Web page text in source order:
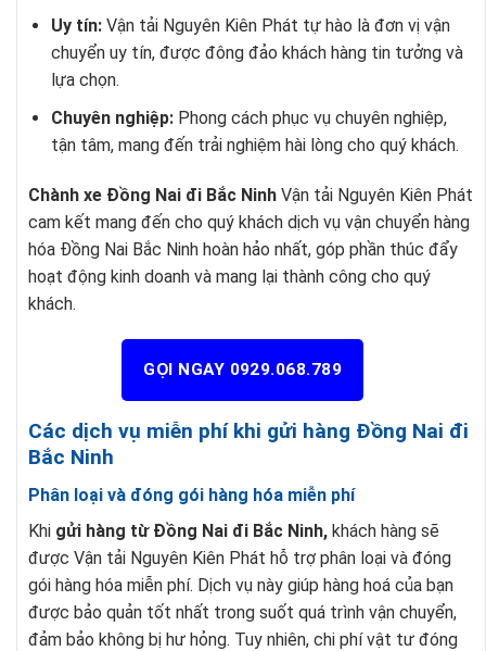
Uy tín:Vận tải Nguyên Kiên Phát tự hào là đơn vị vận
chuyển uy tín, được đông đảo khách hàng tin tưởng và
lựa chọn.
Chuyên nghiệp:Phong cách phục vụ chuyên nghiệp,
tận tâm, mang đến trải nghiệm hài lòng cho quý khách.
Chành xe Đồng Nai đi Bắc Ninh Vận tải Nguyên Kiên Phát
cam kết mang đến cho quý khách dịch vụ vận chuyển hàng
hóa Đồng Nai Bắc Ninh hoàn hảo nhất, góp phần thúc đẩy
hoạt động kinh doanh và mang lại thành công cho quý
khách.
GỌI NGAY 0929.068.789
Các dịch vụ miễn phí khi gửi hàng Đồng Nai đi
Bắc Ninh
Phân loại và đóng gói hàng hóa miễn phí
Khi gửi hàng từ Đồng Nai đi Bắc Ninh, khách hàng sẽ
được Vận tải Nguyên Kiên Phát hỗ trợ phân loại và đóng
gói hàng hóa miễn phí. Dịch vụ này giúp hàng hoá của bạn
được bảo quản tốt nhất trong suốt quá trình vận chuyển,
đảm bảo không bị hư hỏng. Tuy nhiên, chi phí vật tư đóng